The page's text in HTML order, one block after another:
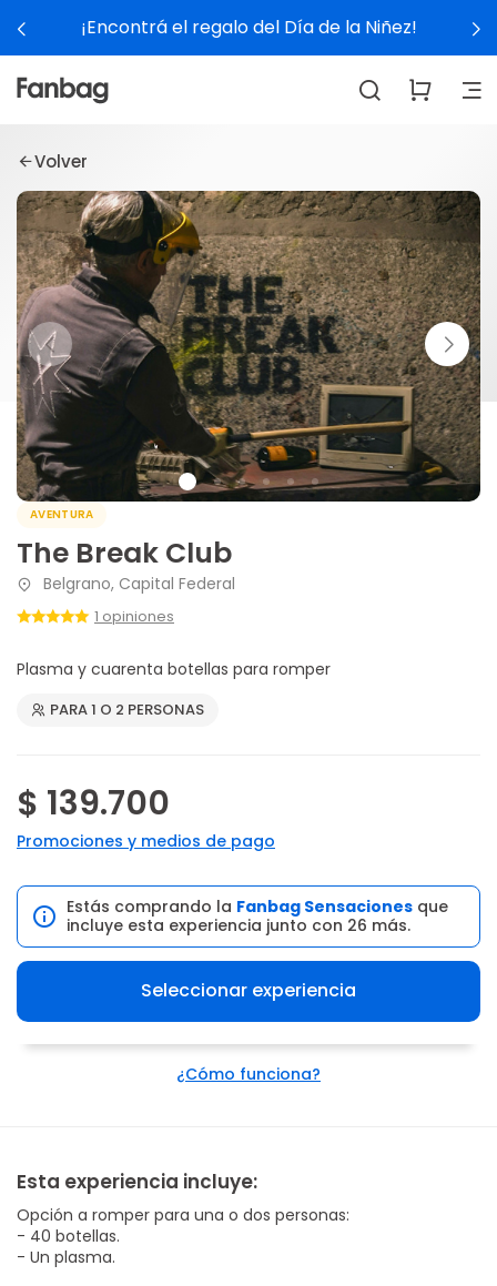
¡Encontrá el regalo del Día de la Niñez!
Volver
AVENTURA
The Break Club
Belgrano, Capital Federal
1 opiniones
Plasma y cuarenta botellas para romper
PARA 1 O 2 PERSONAS
$ 139.700
Promociones y medios de pago
Estás comprando la Fanbag Sensaciones que
incluye esta experiencia junto con 26 más.
Seleccionar experiencia
¿Cómo funciona?
Esta experiencia incluye:
Opción a romper para una o dos personas:
- 40 botellas.
- Un plasma.